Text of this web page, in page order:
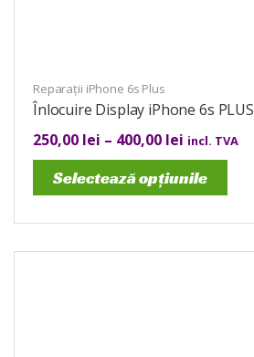
Reparații iPhone 6s Plus
Înlocuire Display iPhone 6s PLUS
250,00 lei – 400,00 lei incl. TVA
Selectează opțiunile